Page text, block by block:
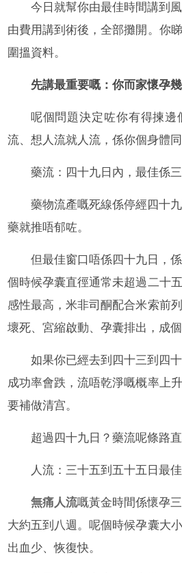
今日就幫你由最佳時間講到
由費用講到術後，全部攤開。你
圍搵資料。
先講最重要嘅：你而家懷孕
呢個問題決定咗你有得揀邊
流、想人流就人流，係你個身體同
藥流：四十九日內，最佳係
藥物流產嘅死線係停經四十
藥就推唔郁咗。
但最佳窗口唔係四十九日，
個時候孕囊直徑通常未超過二十
感性最高，米非司酮配合米索前
壞死、宮縮啟動、孕囊排出，成個
如果你已經去到四十三到四
成功率會跌，流唔乾淨嘅概率上
要補做清宫。
超過四十九日？藥流呢條路
人流：三十五到五十五日最
無痛人流嘅黃金時間係懷孕
大約五到八週。呢個時候孕囊大
出血少、恢復快。